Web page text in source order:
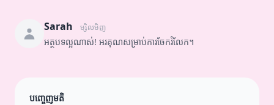
Sarah ម្សិលមិញ
អត្ថបទល្អណាស់! អរគុណសម្រាប់ការចែករំលែក។
បញ្ចេញមតិ